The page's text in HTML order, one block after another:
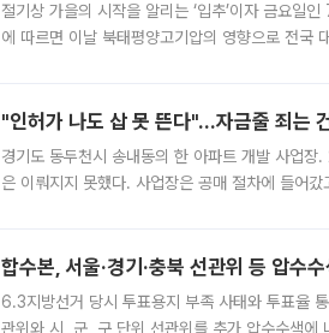
절기상 가을의 시작을 알리는 ‘입추’이자 금요일
에 따르면 이날 북태평양고기압의 영향으로 전
"인허가 나도 삽 못 뜬다"…자금줄 죄는
경기도 동두천시 송내동의 한 아파트 개발 사업
은 이뤄지지 못했다. 사업장은 공매 절차에 들어
합수본, 서울·경기·충북 선관위 등 압수
6.3지방선거 당시 투표용지 부족 사태와 투표율
관위와 시, 군, 구 단위 선관위를 추가 압수수색